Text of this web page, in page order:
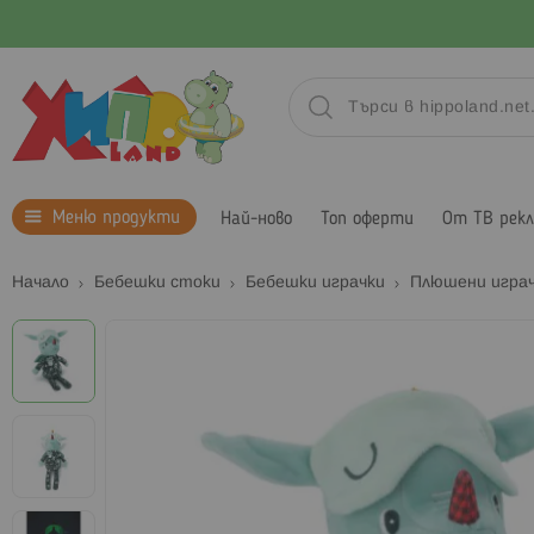
Меню продукти Най-ново Топ оферти От ТВ
Начало Бебешки стоки Бебешки играчки Плюшени
Преминете
към
края
на
изображенията